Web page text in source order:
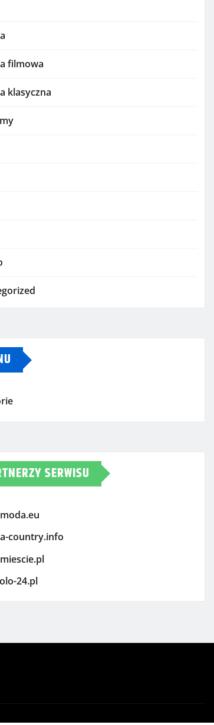
filmowa
klasyczna
SERWISU
country.info
24.pl